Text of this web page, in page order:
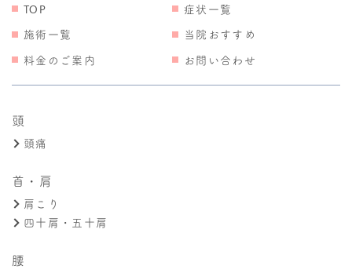
TOP
症状一覧
施術一覧
当院おすすめ
料金のご案内
お問い合わせ
頭
頭痛
首・肩
肩こり
四十肩・五十肩
腰